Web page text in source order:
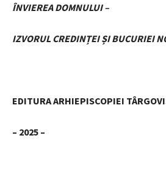
ÎNVIEREA DOMNULUI –
IZVORUL CREDINȚEI ȘI BUCURIEI
EDITURA ARHIEPISCOPIEI
– 2025 –